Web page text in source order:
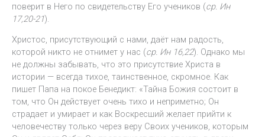
поверит в Него по свидетельству Его учеников (ср. Ин
17,20-21).
Христос, присутствующий с нами, даёт нам радость,
которой никто не отнимет у нас (ср. Ин 16,22). Однако мы
не должны забывать, что это присутствие Христа в
истории — всегда тихое, таинственное, скромное. Как
пишет Папа на покое Бенедикт: «Тайна Божия состоит в
том, что Он действует очень тихо и неприметно; Он
страдает и умирает и как Воскресший желает прийти к
человечеству только через веру Своих учеников, которым